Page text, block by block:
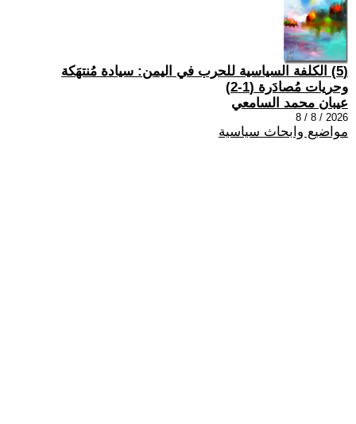
(5) الكلفة السياسية للحرب في اليمن: سيادة مُنتهَكة
وحريات مُصادَرة (1-2)
عيبان محمد السامعي
2026 / 8 / 8
مواضيع وابحاث سياسية